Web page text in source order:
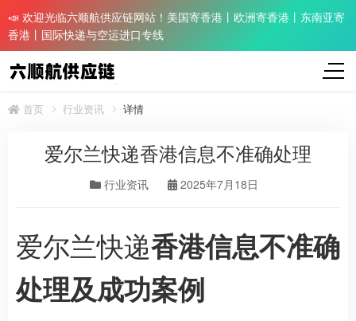
📣 欢迎光临六顺航供应链网站！美国寄香港丨欧洲寄香港丨东南亚寄
香港丨国际快递与空运进口专线
首页 行业资讯 详情
爱尔兰快递香港信息不准确处理​
行业资讯 2025年7月18日
爱尔兰快递香港信息不准确
处理及成功案例